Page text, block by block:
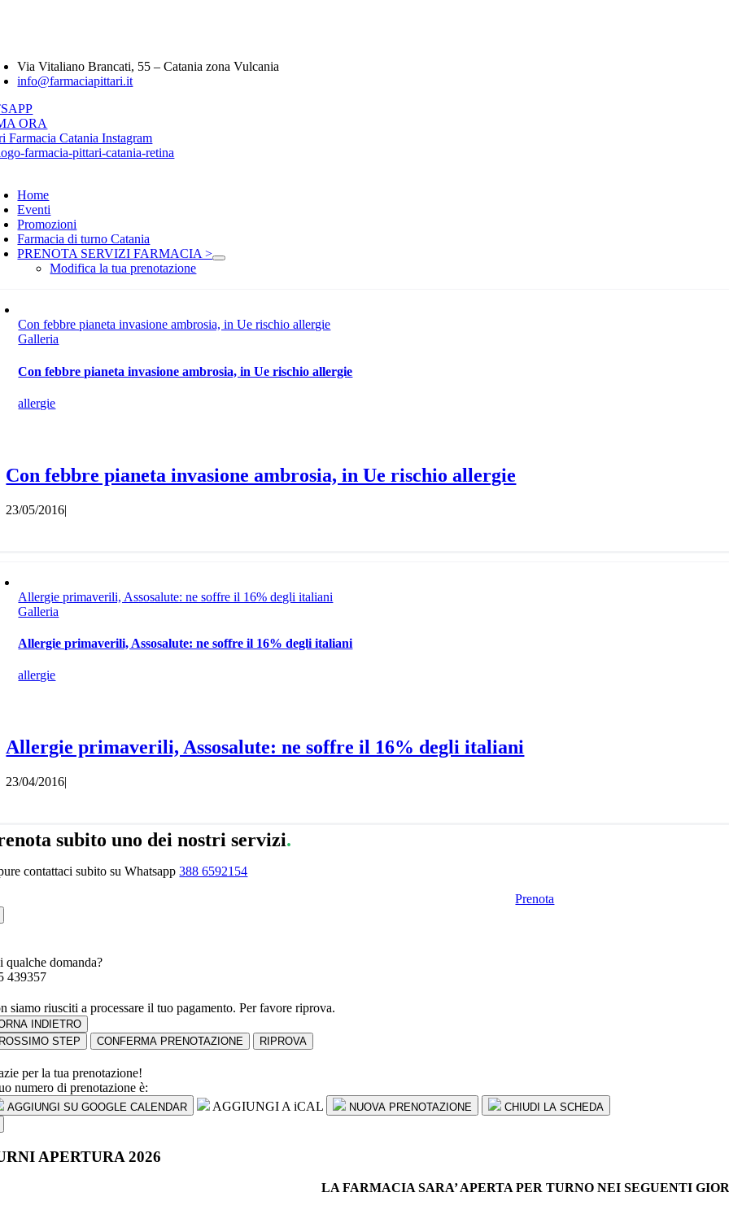
Via Vitaliano Brancati, 55 – Catania zona Vulcania
info@farmaciapittari.it
ORA
Home
Eventi
Promozioni
Farmacia di turno Catania
PRENOTA SERVIZI FARMACIA >
Modifica la tua prenotazione
Con febbre pianeta invasione ambrosia, in Ue rischio allergie
Galleria
Con febbre pianeta invasione ambrosia, in Ue rischio allergie
allergie
Con febbre pianeta invasione ambrosia, in Ue rischio allergie
23/05/2016|
Allergie primaverili, Assosalute: ne soffre il 16% degli italiani
Galleria
Allergie primaverili, Assosalute: ne soffre il 16% degli italiani
allergie
Allergie primaverili, Assosalute: ne soffre il 16% degli italiani
23/04/2016|
subito uno dei nostri servizi.
contattaci subito su Whatsapp388 6592154
Prenota
qualche domanda?
439357
siamo riusciti a processare il tuo pagamento. Per favore riprova.
INDIETRO
STEP
CONFERMA PRENOTAZIONE RIPROVA
per la tua prenotazione!
numero di prenotazione è:
AGGIUNGI SU GOOGLE CALENDAR AGGIUNGI A iCAL NUOVA PRENOTAZIONE CHIUDI LA SCHEDA
APERTURA 2026
LA FARMACIA SARA’ APERTA PER TURNO NEI SEGUENTI